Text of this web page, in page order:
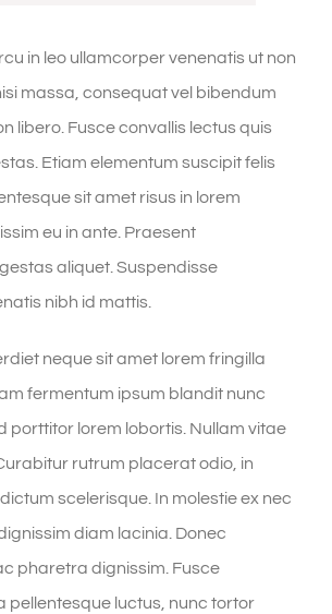
in leo ullamcorper venenatis ut non
massa, consequat vel bibendum
libero. Fusce convallis lectus quis
Etiam elementum suscipit felis
sit amet risus in lorem
eu in ante. Praesent
aliquet. Suspendisse
nibh id mattis.
neque sit amet lorem fringilla
fermentum ipsum blandit nunc
porttitor lorem lobortis. Nullam vitae
rutrum placerat odio, in
scelerisque. In molestie ex nec
diam lacinia. Donec
pharetra dignissim. Fusce
pellentesque luctus, nunc tortor